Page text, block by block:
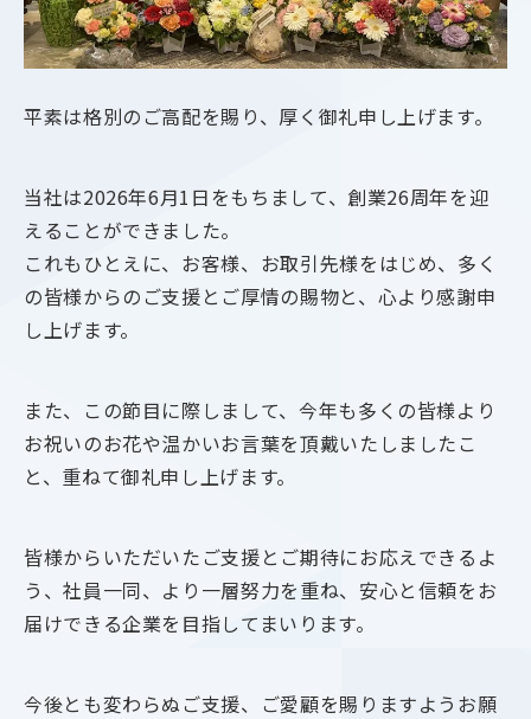
平素は格別のご高配を賜り、厚く御礼申し上げます。
当社は2026年6月1日をもちまして、創業26周年を迎
えることができました。
これもひとえに、お客様、お取引先様をはじめ、多く
の皆様からのご支援とご厚情の賜物と、心より感謝申
し上げます。
また、この節目に際しまして、今年も多くの皆様より
お祝いのお花や温かいお言葉を頂戴いたしましたこ
と、重ねて御礼申し上げます。
皆様からいただいたご支援とご期待にお応えできるよ
う、社員一同、より一層努力を重ね、安心と信頼をお
届けできる企業を目指してまいります。
今後とも変わらぬご支援、ご愛顧を賜りますようお願